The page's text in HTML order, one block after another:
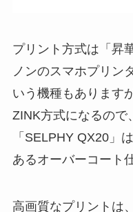
プリント方式は「昇
ノンのスマホプリン
いう機種もあります
ZINK方式になるので
「SELPHY QX20」
あるオーバーコート
高画質なプリントは